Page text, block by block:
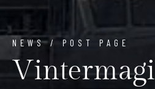
NEWS / POST PAGE
Vintermagi